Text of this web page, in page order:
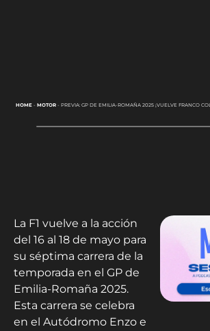
HOME- MOTOR- PREVIA: GP DE EMILIA-ROMAÑA 2025 ¡VUELVE FRANCO
La F1 vuelve a la acción
del 16 al 18 de mayo para
su séptima carrera de la
temporada en el GP de
Emilia-Romaña 2025.
Esta carrera se celebra
en el Autódromo Enzo e